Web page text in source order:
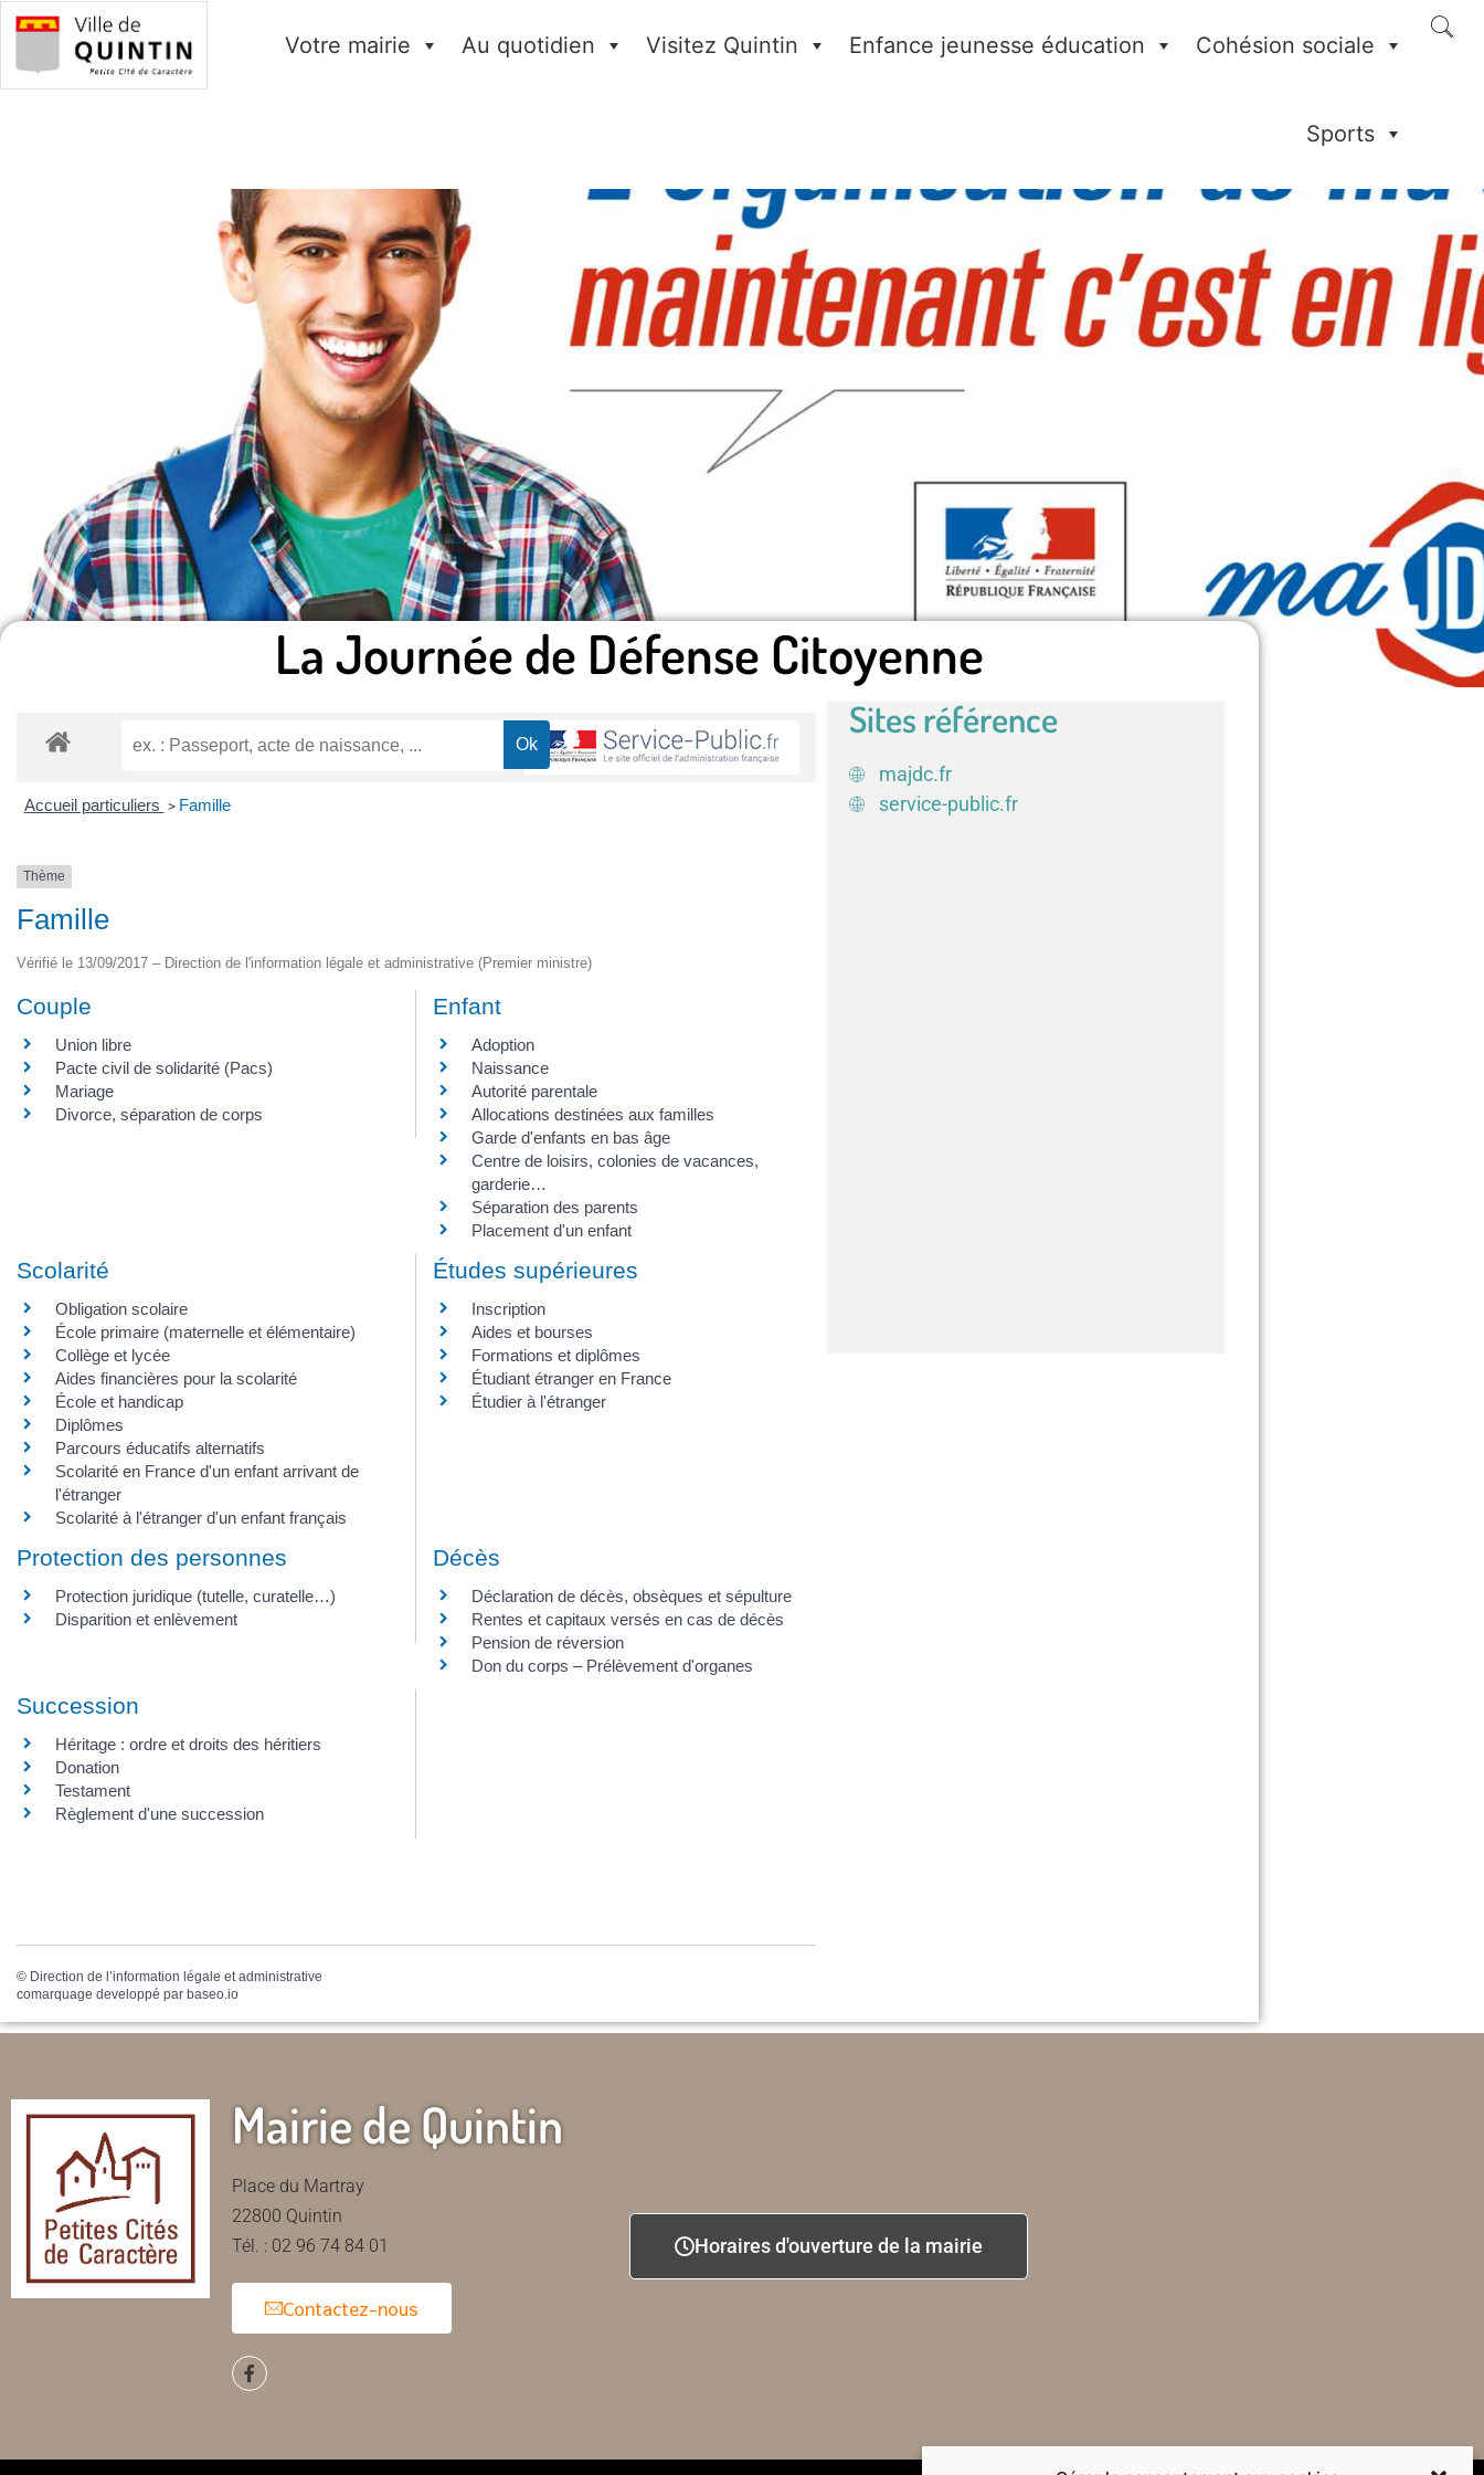
Votre mairie Au quotidien Visitez Quintin Enfance jeunesse éducation Cohésion sociale
Sports
La Journée de Défense Citoyenne
Accueil particuliers > Famille
Thème
Famille
Vérifié le 13/09/2017 – Direction de l'information légale et administrative (Premier ministre)
Couple
Union libre
Pacte civil de solidarité (Pacs)
Mariage
Divorce, séparation de corps
Enfant
Adoption
Naissance
Autorité parentale
Allocations destinées aux familles
Garde d'enfants en bas âge
Centre de loisirs, colonies de vacances,
garderie…
Séparation des parents
Placement d'un enfant
Scolarité
Obligation scolaire
École primaire (maternelle et élémentaire)
Collège et lycée
Aides financières pour la scolarité
École et handicap
Diplômes
Parcours éducatifs alternatifs
Scolarité en France d'un enfant arrivant de
l'étranger
Scolarité à l'étranger d'un enfant français
Études supérieures
Inscription
Aides et bourses
Formations et diplômes
Étudiant étranger en France
Étudier à l'étranger
Protection des personnes
Protection juridique (tutelle, curatelle…)
Disparition et enlèvement
Décès
Déclaration de décès, obsèques et sépulture
Rentes et capitaux versés en cas de décès
Pension de réversion
Don du corps – Prélèvement d'organes
Succession
Héritage : ordre et droits des héritiers
Donation
Testament
Règlement d'une succession
© Direction de l’information légale et administrative
comarquage developpé par baseo.io
Sites référence
majdc.fr
service-public.fr
Mairie de Quintin
Place du Martray
22800 Quintin
Tél. : 02 96 74 84 01
Contactez-nous
Horaires d'ouverture de la mairie